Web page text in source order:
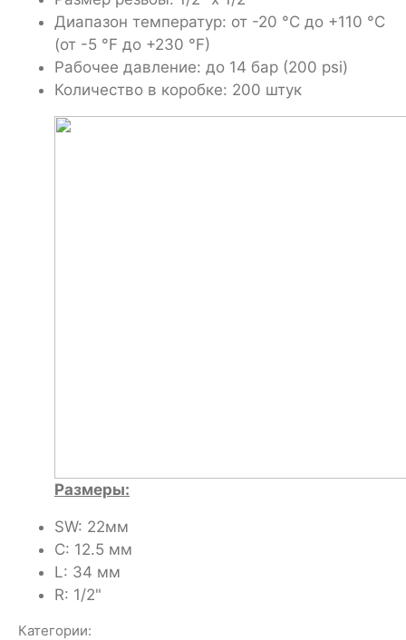
Диапазон температур: от -20 °C до +110 °C
(от -5 °F до +230 °F)
Рабочее давление: до 14 бар (200 psi)
Количество в коробке: 200 штук
Размеры:
SW: 22мм
C: 12.5 мм
L: 34 мм
R: 1/2"
Категории: